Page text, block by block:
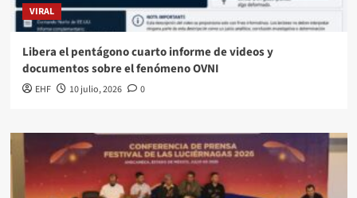
VIRAL
Libera el pentágono cuarto informe de videos y
documentos sobre el fenómeno OVNI
EHF 10 julio, 2026 0